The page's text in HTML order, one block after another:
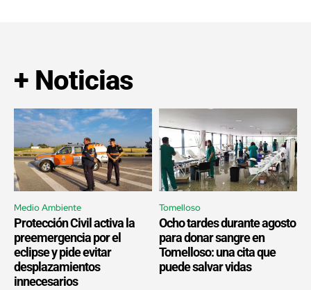
+ Noticias
Medio Ambiente
Protección Civil activa la
preemergencia por el
eclipse y pide evitar
desplazamientos
innecesarios
Tomelloso
Ocho tardes durante agosto
para donar sangre en
Tomelloso: una cita que
puede salvar vidas